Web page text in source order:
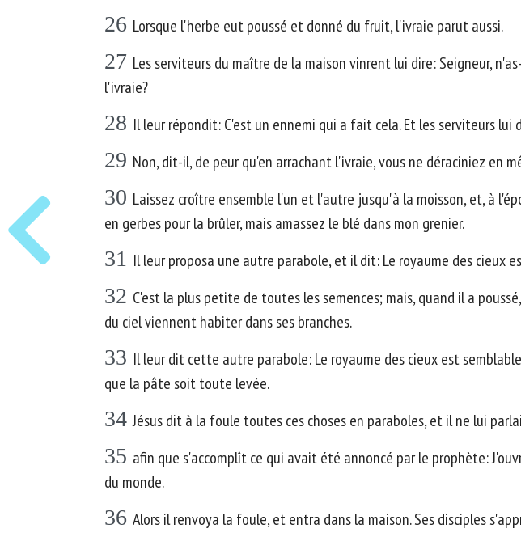
26 Lorsque l'herbe eut poussé et donné du fruit, l'ivraie parut aussi.
27 Les serviteurs du maître de la maison vinrent lui dire: Seigneur,
l'ivraie?
28 Il leur répondit: C'est un ennemi qui a fait cela. Et les serviteurs lui
29 Non, dit-il, de peur qu'en arrachant l'ivraie, vous ne déraciniez en
30 Laissez croître ensemble l'un et l'autre jusqu'à la moisson, et, à
en gerbes pour la brûler, mais amassez le blé dans mon grenier.
31 Il leur proposa une autre parabole, et il dit: Le royaume des cieux
32 C'est la plus petite de toutes les semences; mais, quand il a
du ciel viennent habiter dans ses branches.
33 Il leur dit cette autre parabole: Le royaume des cieux est
que la pâte soit toute levée.
34 Jésus dit à la foule toutes ces choses en paraboles, et il ne lui
35 afin que s'accomplît ce qui avait été annoncé par le prophète:
du monde.
36 Alors il renvoya la foule, et entra dans la maison. Ses disciples